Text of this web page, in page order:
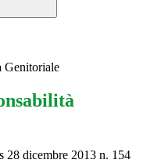
Genitoriale
28 dicembre 2013 n. 154